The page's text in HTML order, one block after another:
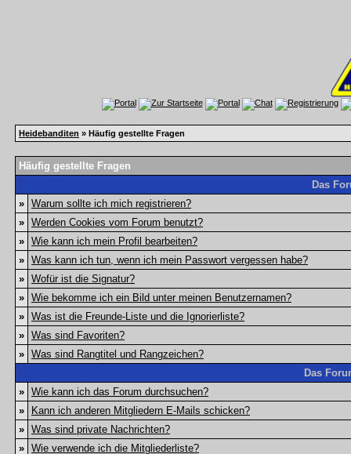
Heidebanditen » Häufig gestellte Fragen
Häufig gestellte Fragen
Das
» Warum sollte ich mich registrieren?
» Werden Cookies vom Forum benutzt?
» Wie kann ich mein Profil bearbeiten?
» Was kann ich tun, wenn ich mein Passwort vergessen habe?
» Wofür ist die Signatur?
» Wie bekomme ich ein Bild unter meinen Benutzernamen?
» Was ist die Freunde-Liste und die Ignorierliste?
» Was sind Favoriten?
» Was sind Rangtitel und Rangzeichen?
Das
» Wie kann ich das Forum durchsuchen?
»
Kann ich anderen Mitgliedern E-Mails schicken?
» Was sind private Nachrichten?
» Wie verwende ich die Mitgliederliste?